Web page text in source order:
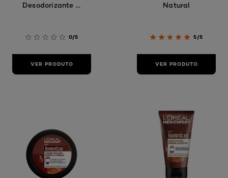
Desodorizante +
0/5
VER PRODUTO
Natural
5/5
VER PRODUTO